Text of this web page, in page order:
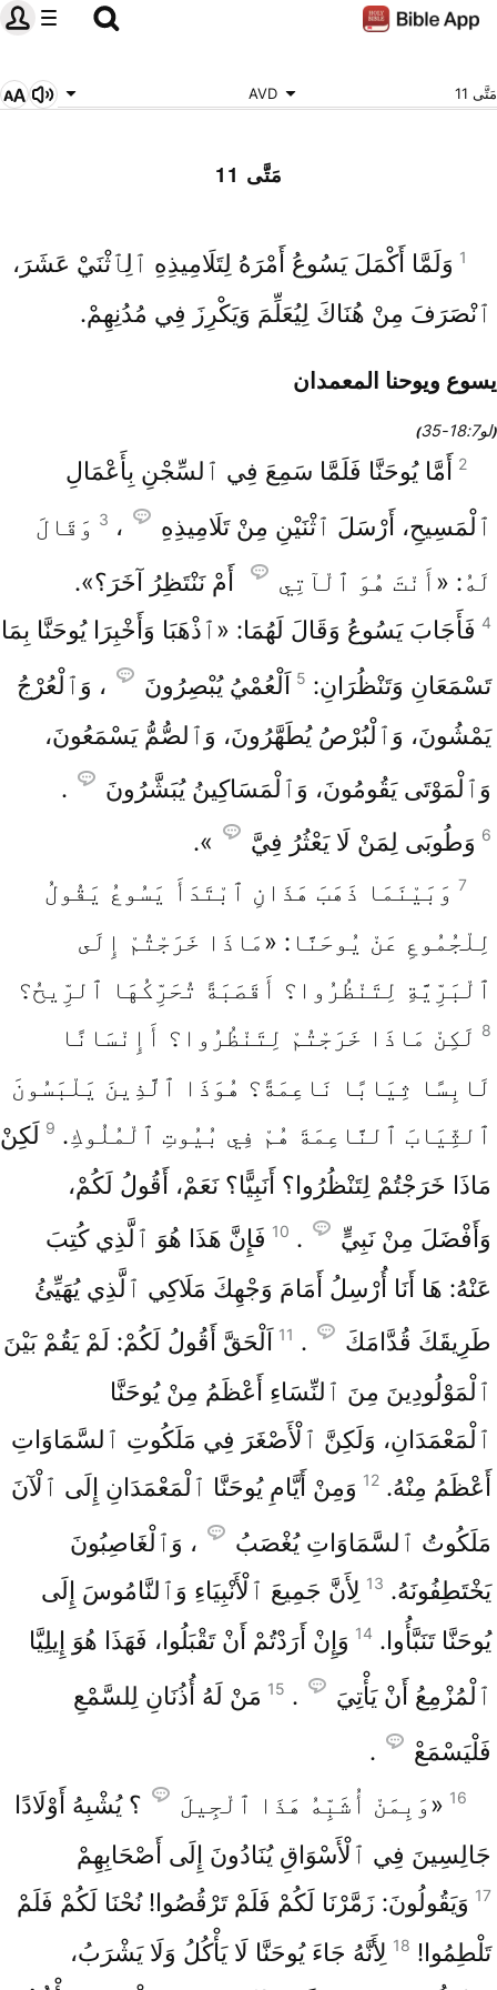
مَتَّى 11 AVD
مَتَّى 11
1 وَلَمَّا أَكْمَلَ يَسُوعُ أَمْرَهُ لِتَلَامِيذِهِ ٱلِٱثْنَيْ عَشَرَ،
ٱنْصَرَفَ مِنْ هُنَاكَ لِيُعَلِّمَ وَيَكْرِزَ فِي مُدُنِهِمْ.
يسوع ويوحنا المعمدان
(لو7‏:18‏-35 )
2 أَمَّا يُوحَنَّا فَلَمَّا سَمِعَ فِي ٱلسِّجْنِ بِأَعْمَالِ
ٱلْمَسِيحِ، أَرْسَلَ ٱثْنَيْنِ مِنْ تَلَامِيذِهِ
، 3 وَقَالَ
لَهُ: «أَنْتَ هُوَ ٱلْآتِي
أَمْ نَنْتَظِرُ آخَرَ؟».
4 فَأَجَابَ يَسُوعُ وَقَالَ لَهُمَا: «ٱذْهَبَا وَأَخْبِرَا يُوحَنَّا بِمَا
تَسْمَعَانِ وَتَنْظُرَانِ: 5 اَلْعُمْيُ يُبْصِرُونَ
، وَٱلْعُرْجُ
يَمْشُونَ، وَٱلْبُرْصُ يُطَهَّرُونَ، وَٱلصُّمُّ يَسْمَعُونَ،
وَٱلْمَوْتَى يَقُومُونَ، وَٱلْمَسَاكِينُ يُبَشَّرُونَ
.
6 وَطُوبَى لِمَنْ لَا يَعْثُرُ فِيَّ ».
7 وَبَيْنَمَا ذَهَبَ هَذَانِ ٱبْتَدَأَ يَسُوعُ يَقُولُ
لِلْجُمُوعِ عَنْ يُوحَنَّا: «مَاذَا خَرَجْتُمْ إِلَى
ٱلْبَرِّيَّةِ لِتَنْظُرُوا؟ أَقَصَبَةً تُحَرِّكُهَا ٱلرِّيحُ؟
8 لَكِنْ مَاذَا خَرَجْتُمْ لِتَنْظُرُوا؟ أَإِنْسَانًا
لَابِسًا ثِيَابًا نَاعِمَةً؟ هُوَذَا ٱلَّذِينَ يَلْبَسُونَ
ٱلثِّيَابَ ٱلنَّاعِمَةَ هُمْ فِي بُيُوتِ ٱلْمُلُوكِ. 9 لَكِنْ
مَاذَا خَرَجْتُمْ لِتَنْظُرُوا؟ أَنَبِيًّا؟ نَعَمْ، أَقُولُ لَكُمْ،
وَأَفْضَلَ مِنْ نَبِيٍّ
.
10 فَإِنَّ هَذَا هُوَ ٱلَّذِي كُتِبَ
عَنْهُ: هَا أَنَا أُرْسِلُ أَمَامَ وَجْهِكَ مَلَاكِي ٱلَّذِي يُهَيِّئُ
طَرِيقَكَ قُدَّامَكَ
.
11 اَلْحَقَّ أَقُولُ لَكُمْ: لَمْ يَقُمْ بَيْنَ
ٱلْمَوْلُودِينَ مِنَ ٱلنِّسَاءِ أَعْظَمُ مِنْ يُوحَنَّا
ٱلْمَعْمَدَانِ، وَلَكِنَّ ٱلْأَصْغَرَ فِي مَلَكُوتِ ٱلسَّمَاوَاتِ
أَعْظَمُ مِنْهُ. 12 وَمِنْ أَيَّامِ يُوحَنَّا ٱلْمَعْمَدَانِ إِلَى ٱلْآنَ
مَلَكُوتُ ٱلسَّمَاوَاتِ يُغْصَبُ
، وَٱلْغَاصِبُونَ
يَخْتَطِفُونَهُ. 13 لِأَنَّ جَمِيعَ ٱلْأَنْبِيَاءِ وَٱلنَّامُوسَ إِلَى
يُوحَنَّا تَنَبَّأُوا. 14 وَإِنْ أَرَدْتُمْ أَنْ تَقْبَلُوا، فَهَذَا هُوَ إِيلِيَّا
ٱلْمُزْمِعُ أَنْ يَأْتِيَ
.
15 مَنْ لَهُ أُذُنَانِ لِلسَّمْعِ
فَلْيَسْمَعْ
.
16 «وَبِمَنْ أُشَبِّهُ هَذَا ٱلْجِيلَ
؟ يُشْبِهُ أَوْلَادًا
جَالِسِينَ فِي ٱلْأَسْوَاقِ يُنَادُونَ إِلَى أَصْحَابِهِمْ
17 وَيَقُولُونَ: زَمَّرْنَا لَكُمْ فَلَمْ تَرْقُصُوا! نُحْنَا لَكُمْ فَلَمْ
تَلْطِمُوا! 18 لِأَنَّهُ جَاءَ يُوحَنَّا لَا يَأْكُلُ وَلَا يَشْرَبُ،